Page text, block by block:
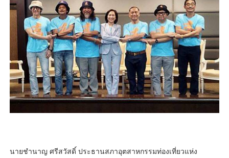
นายชำนาญ ศรีสวัสดิ์ ประธานสภาอุตสาหกรรมท่องเที่ยวแห่ง